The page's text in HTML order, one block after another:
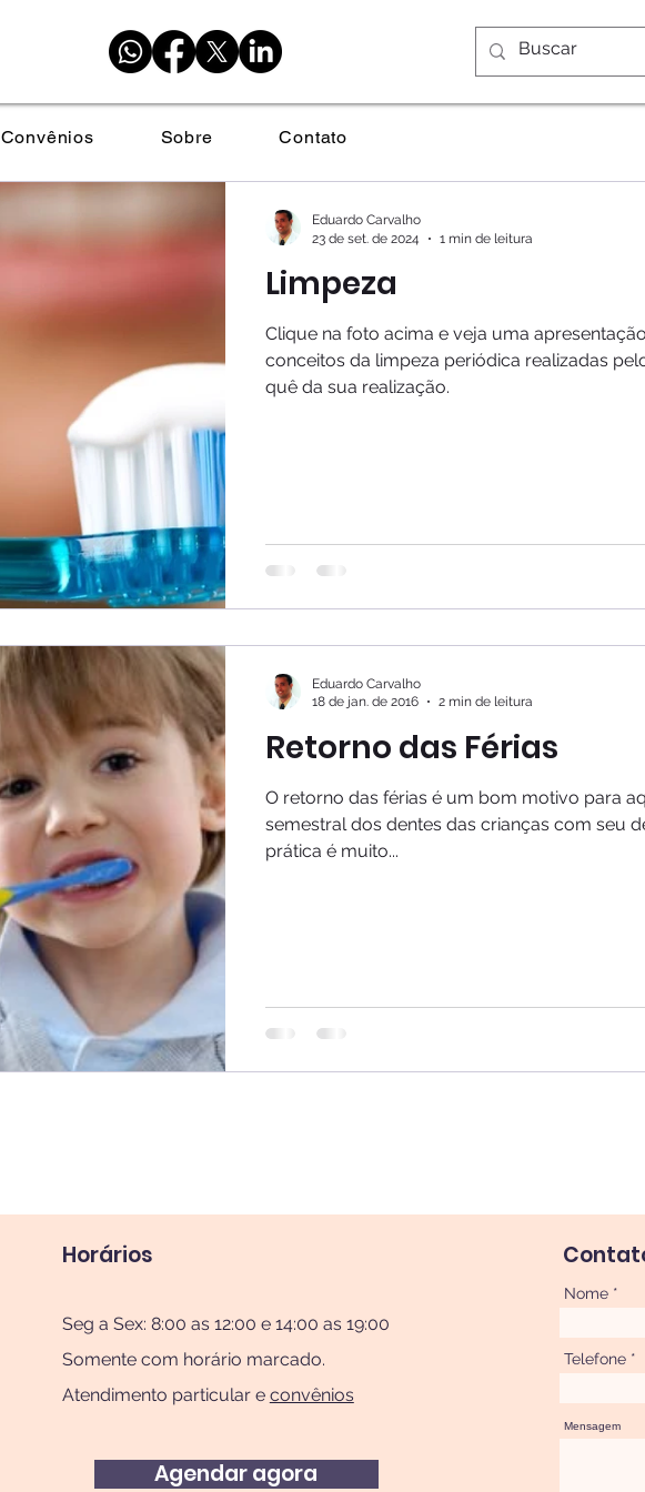
Convênios Sobre Contato
Limpeza
Clique na foto acima e veja uma
conceitos da limpeza periódica realizadas
quê da sua realização.
Eduardo Carvalho
23 de set. de 2024
1 min de leitura
Retorno das Férias
O retorno das férias é um bom motivo para
semestral dos dentes das crianças com seu
prática é muito...
Eduardo Carvalho
18 de jan. de 2016
2 min de leitura
Horários
Seg a Sex: 8:00 as 12:00 e 14:00 as 19:00
Somente com horário marcado.
Atendimento particular e convênios
Agendar agora
Nome
Telefone
Mensagem